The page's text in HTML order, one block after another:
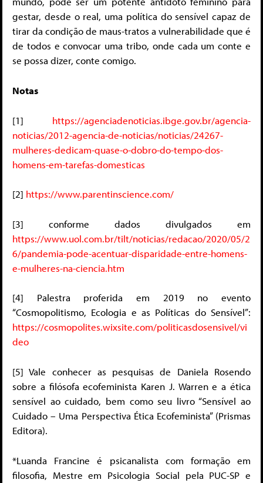
gestar, desde o real, uma política do sensível capaz de
tirar da condição de maus-tratos a vulnerabilidade que é
de todos e convocar uma tribo, onde cada um conte e
se possa dizer, conte comigo.
Notas
[1] https://agenciadenoticias.ibge.gov.br/agencia-
noticias/2012-agencia-de-noticias/noticias/24267-
mulheres-dedicam-quase-o-dobro-do-tempo-dos-
homens-em-tarefas-domesticas
[2] https://www.parentinscience.com/
[3] conforme dados divulgados em
https://www.uol.com.br/tilt/noticias/redacao/2020/05/2
6/pandemia-pode-acentuar-disparidade-entre-homens-
e-mulheres-na-ciencia.htm
[4] Palestra proferida em 2019 no evento
“Cosmopolitismo, Ecologia e as Políticas do Sensível”:
https://cosmopolites.wixsite.com/politicasdosensivel/vi
deo
[5] Vale conhecer as pesquisas de Daniela Rosendo
sobre a filósofa ecofeminista Karen J. Warren e a ética
sensível ao cuidado, bem como seu livro “Sensível ao
Cuidado – Uma Perspectiva Ética Ecofeminista” (Prismas
Editora).
*Luanda Francine é psicanalista com formação em
filosofia, Mestre em Psicologia Social pela PUC-SP e